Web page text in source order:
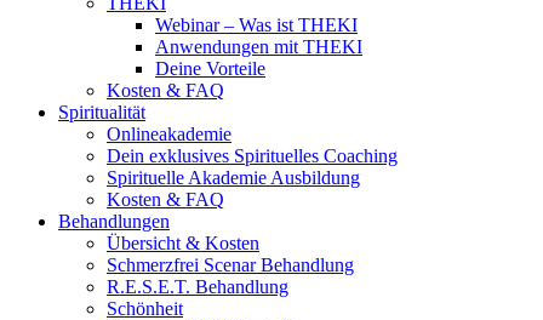
Webinar – Was ist THEKI
Anwendungen mit THEKI
Deine Vorteile
Kosten & FAQ
Spiritualität
Onlineakademie
Dein exklusives Spirituelles Coaching
Spirituelle Akademie Ausbildung
Kosten & FAQ
Behandlungen
Übersicht & Kosten
Schmerzfrei Scenar Behandlung
R.E.S.E.T. Behandlung
Schönheit